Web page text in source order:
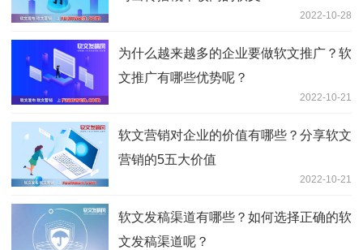
2022-10-28
为什么越来越多的企业要做软文推广？软
文推广有哪些优势呢？
2022-10-21
软文营销对企业的价值有哪些？分享软文
营销的5五大价值
2022-10-21
软文发稿渠道有哪些？如何选择正确的软
文发稿渠道呢？